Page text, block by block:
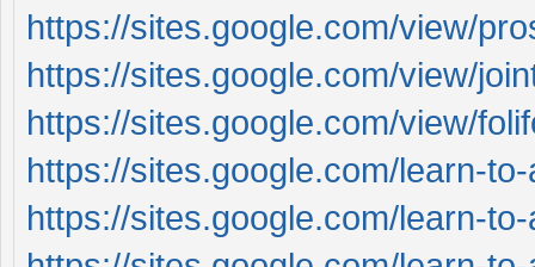
https://sites.google.com/view/
https://sites.google.com/view/
https://sites.google.com/view/
https://sites.google.com/learn-
https://sites.google.com/learn-